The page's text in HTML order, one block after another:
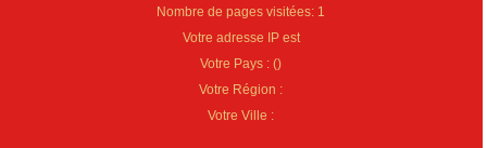
Nombre de pages visitées: 1
Votre adresse IP est
Votre Pays :()
Votre Région :
Votre Ville :